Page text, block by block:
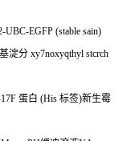
UBC-EGFP (stable sain)
淀分 xy7noxyqthyl stcrch
蛋白 (His 标签)新生霉